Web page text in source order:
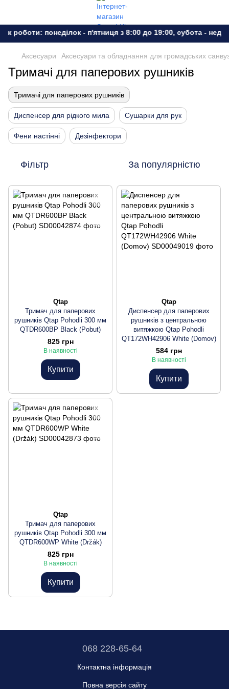
роботи: понеділок - п'ятниця з 8:00 до 19:00, субота -
Аксесуари Аксесуари та обладнання для громадських
Тримачі для паперових рушників
Тримачі для паперових рушників
Диспенсер для рідкого мила Сушарки для рук
Фени настінні Дезінфектори
Фільтр За популярністю
Qtap
Тримач для паперових
рушників Qtap Pohodli 300 мм
QTDR600BP Black (Pobut)
825 грн
В наявності
Купити
Qtap
Диспенсер для паперових
рушників з центральною
витяжкою Qtap Pohodli
QT172WH42906 White (Domov)
584 грн
В наявності
Купити
Qtap
Тримач для паперових
рушників Qtap Pohodli 300 мм
QTDR600WP White (Držák)
825 грн
В наявності
Купити
068 228-65-64
Контактна інформація
Повна версія сайту